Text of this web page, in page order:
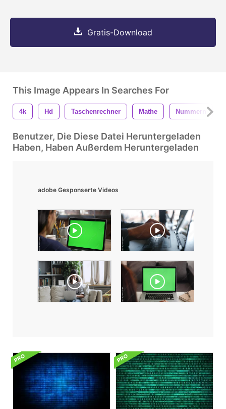
Gratis-Download
This Image Appears In Searches For
4k Hd Taschenrechner Mathe Nummern
Benutzer, Die Diese Datei Heruntergeladen
Haben, Haben Außerdem Heruntergeladen
adobe Gesponserte Videos